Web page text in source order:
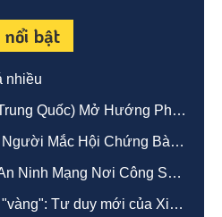
nổi bật
nhiều
Quốc) Mở Hướng Phát
Mắc Hội Chứng Bàng
Ninh Mạng Nơi Công Sở:
Tư duy mới của Xi